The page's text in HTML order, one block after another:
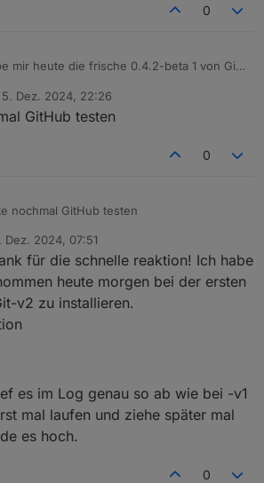
0
mir heute die frische 0.4.2-beta 1 von Git
5. Dez. 2024, 22:26
von
GitHub testen
0
nochmal GitHub testen
Dez. 2024, 07:51
von
für die schnelle reaktion! Ich habe
heute morgen bei der ersten
v2 zu installieren.
es im Log genau so ab wie bei -v1
mal laufen und ziehe später mal
es hoch.
0